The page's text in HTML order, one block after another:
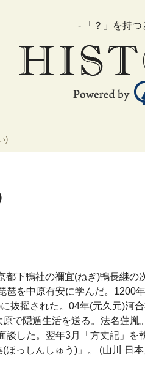
- 「？」を持
)
都下鴨社の禰宜(ねぎ)鴨長継
を中原有安に学んだ。1200
抜擢された。04年(元久元)河
で隠遁生活を送る。法名蓮
した。翌年3月「方丈記」を
っしんしゅう)」。 (山川 日